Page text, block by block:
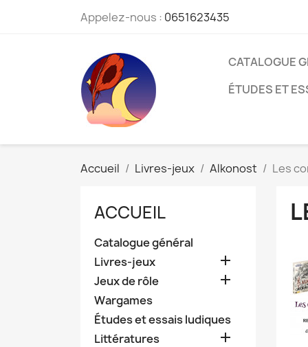
Appelez-nous : 0651623435
CATALOGUE
ÉTUDES ET
Accueil Livres-jeux Alkonost Les
ACCUEIL
Catalogue général
Livres-jeux

Jeux de rôle 
Wargames
Études et essais ludiques
Littératures
